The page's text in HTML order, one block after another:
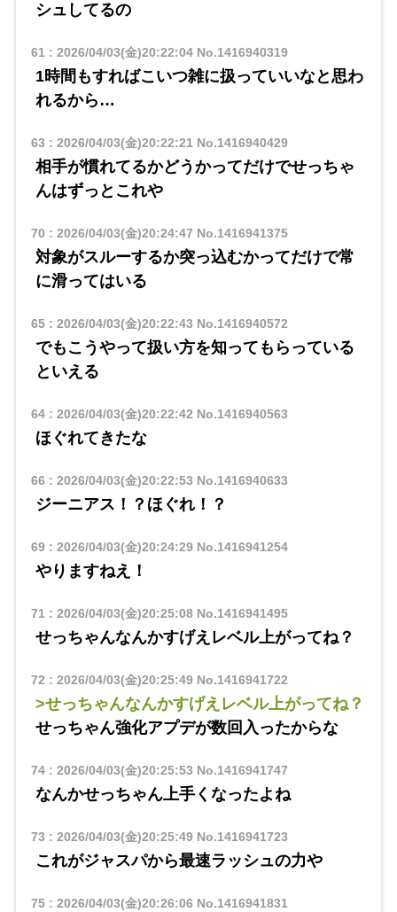
シュしてるの
61: 2026/04/03(金)20:22:04No.1416940319
1時間もすればこいつ雑に扱っていいなと思わ
れるから…
63 : 2026/04/03(金)20:22:21No.1416940429
相手が慣れてるかどうかってだけでせっちゃ
んはずっとこれや
70 : 2026/04/03(金)20:24:47 No.1416941375
対象がスルーするか突っ込むかってだけで常
に滑ってはいる
65: 2026/04/03(金)20:22:43 No.1416940572
でもこうやって扱い方を知ってもらっている
といえる
64: 2026/04/03(金)20:22:42 No.1416940563
ほぐれてきたな
66 : 2026/04/03(金)20:22:53 No.1416940633
ジーニアス！？ほぐれ！？
69: 2026/04/03(金)20:24:29No.1416941254
やりますねえ！
71: 2026/04/03(金)20:25:08No.1416941495
せっちゃんなんかすげえレベル上がってね？
72 : 2026/04/03(金)20:25:49No.1416941722
>せっちゃんなんかすげえレベル上がってね？
せっちゃん強化アプデが数回入ったからな
74: 2026/04/03(金)20:25:53 No.1416941747
なんかせっちゃん上手くなったよね
73 : 2026/04/03(金)20:25:49No.1416941723
これがジャスパから最速ラッシュの力や
75: 2026/04/03(金)20:26:06 No.1416941831